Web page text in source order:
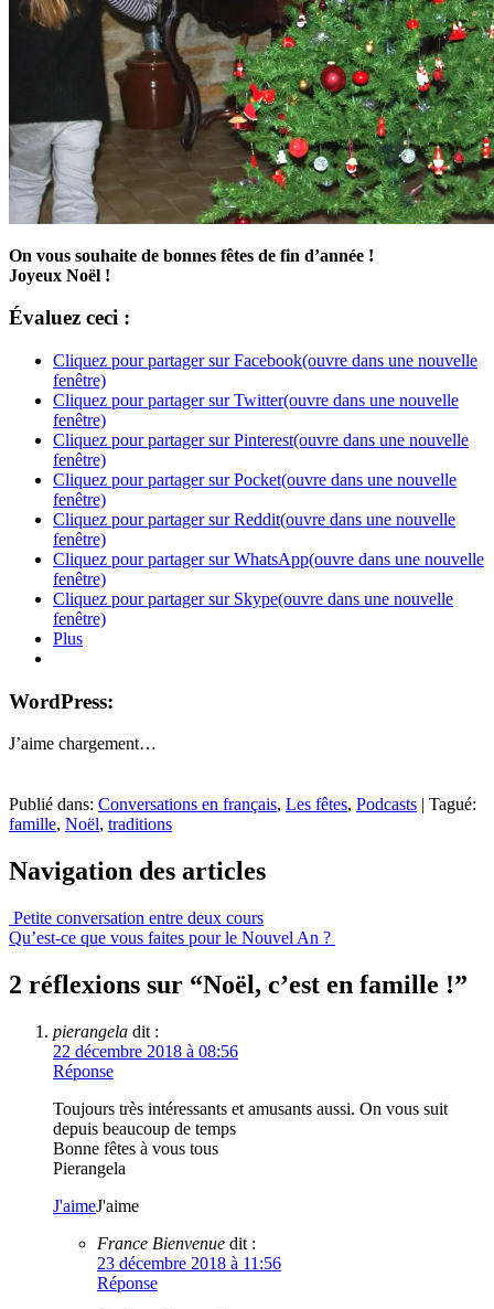
On vous souhaite de bonnes fêtes de fin d’année !
Joyeux Noël !
Évaluez ceci :
Cliquez pour partager sur Facebook(ouvre dans une nouvelle
fenêtre)
Cliquez pour partager sur Twitter(ouvre dans une nouvelle
fenêtre)
Cliquez pour partager sur Pinterest(ouvre dans une nouvelle
fenêtre)
Cliquez pour partager sur Pocket(ouvre dans une nouvelle
fenêtre)
Cliquez pour partager sur Reddit(ouvre dans une nouvelle
fenêtre)
Cliquez pour partager sur WhatsApp(ouvre dans une nouvelle
fenêtre)
Cliquez pour partager sur Skype(ouvre dans une nouvelle
fenêtre)
Plus
WordPress:
J’aime chargement…
Publié dans: Conversations en français, Les fêtes, Podcasts | Tagué:
famille, Noël, traditions
Navigation des articles
Petite conversation entre deux cours
Qu’est-ce que vous faites pour le Nouvel An ?
2 réflexions sur “Noël, c’est en famille !”
pierangela dit :
22 décembre 2018 à 08:56
Réponse
Toujours très intéressants et amusants aussi. On vous suit
depuis beaucoup de temps
Bonne fêtes à vous tous
Pierangela
J'aimeJ'aime
France Bienvenue dit :
23 décembre 2018 à 11:56
Réponse